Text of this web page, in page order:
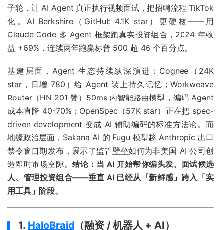
子轮，让 AI Agent 真正执行视频面试，把招聘流程 TikTok
化。AI Berkshire（GitHub 4.1K star）更硬核——用
Claude Code 多 Agent 框架跑真实投资组合，2024 年收
益 +69%，连续两年跑赢标普 500 超 46 个百分点。
基建层面，Agent 生态持续纵深演进：Cognee（24K
star，日增 780）给 Agent 装上持久记忆；Workweave
Router（HN 201 赞）50ms 内智能路由模型，编码 Agent
成本直降 40-70%；OpenSpec（57K star）正在把 spec-
driven development 变成 AI 辅助编码的标准方法论。而
地缘政治层面，Sakana AI 的 Fugu 模型趁 Anthropic 出口
禁令窗口期发布，展示了监管壁垒如何为非美国 AI 公司创
造即时市场空隙。结论：当 AI 开始帮你编头发、面试候选
人、管理投资组合——垂直 AI 已经从「新鲜感」跨入「实
用工具」阶段。
1. HaloBraid （融资 / 机器人 + AI）